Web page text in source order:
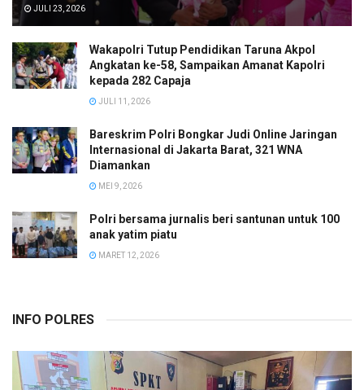
JULI 23, 2026
Wakapolri Tutup Pendidikan Taruna Akpol
Angkatan ke-58, Sampaikan Amanat Kapolri
kepada 282 Capaja
JULI 11, 2026
Bareskrim Polri Bongkar Judi Online Jaringan
Internasional di Jakarta Barat, 321 WNA
Diamankan
MEI 9, 2026
Polri bersama jurnalis beri santunan untuk 100
anak yatim piatu
MARET 12, 2026
INFO POLRES